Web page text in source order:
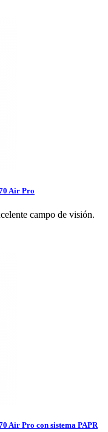
Air Pro
campo de visión.
Air Pro con sistema PAPR